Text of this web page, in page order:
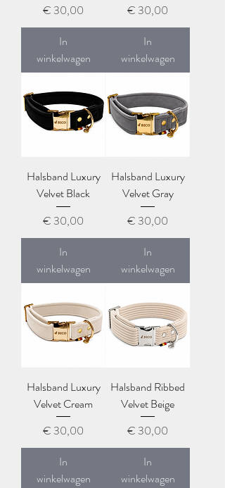
Prijs
€ 30,00
In
winkelwagen
Prijs
€ 30,00
In
winkelwagen
Halsband Luxury
Velvet Black
Prijs
€ 30,00
In
winkelwagen
Halsband Luxury
Velvet Gray
Prijs
€ 30,00
In
winkelwagen
Halsband Luxury
Velvet Cream
Prijs
€ 30,00
In
winkelwagen
Halsband Ribbed
Velvet Beige
Prijs
€ 30,00
In
winkelwagen